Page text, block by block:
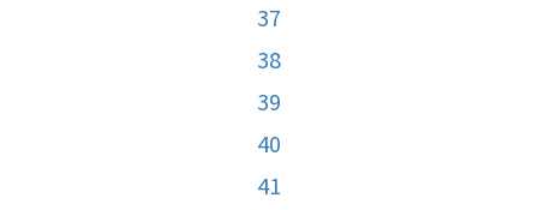
37
38
39
40
41